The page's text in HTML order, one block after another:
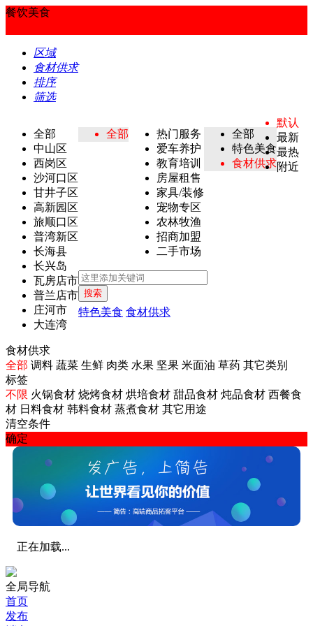
餐饮美食
区域
食材供求
排序
筛选
全部
中山区
西岗区
沙河口区
甘井子区
高新园区
旅顺口区
普湾新区
长海县
长兴岛
瓦房店市
普兰店市
庄河市
大连湾
全部
热门服务
爱车养护
教育培训
房屋租售
家具/装修
宠物专区
农林牧渔
招商加盟
二手市场
全部
特色美食
食材供求
默认
最新
最热
附近
食材供求
全部 调料 蔬菜 生鲜 肉类 水果 坚果 米面油 草药 其它类别
标签
不限 火锅食材 烧烤食材 烘培食材 甜品食材 炖品食材 西餐食
材 日料食材 韩料食材 蒸煮食材 其它用途
清空条件
确定
搜索
特色美食 食材供求
正在加载...
全局导航
首页
发布